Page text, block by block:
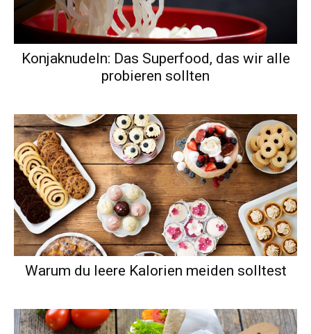
Konjaknudeln: Das Superfood, das wir alle
probieren sollten
Warum du leere Kalorien meiden solltest